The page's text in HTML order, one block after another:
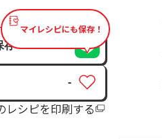
マイレシピにも保存！
存
-
レシピを印刷する